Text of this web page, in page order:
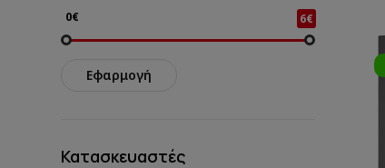
0€ 6€
Εφαρμογή
Κατασκευαστές